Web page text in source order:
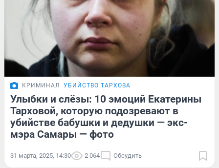
КРИМИНАЛ УБИЙСТВО ТАРХОВА
Улыбки и слёзы: 10 эмоций Екатерины
Тарховой, которую подозревают в
убийстве бабушки и дедушки — экс-
мэра Самары — фото
31 марта, 2025, 14:30 2 064 Обсудить